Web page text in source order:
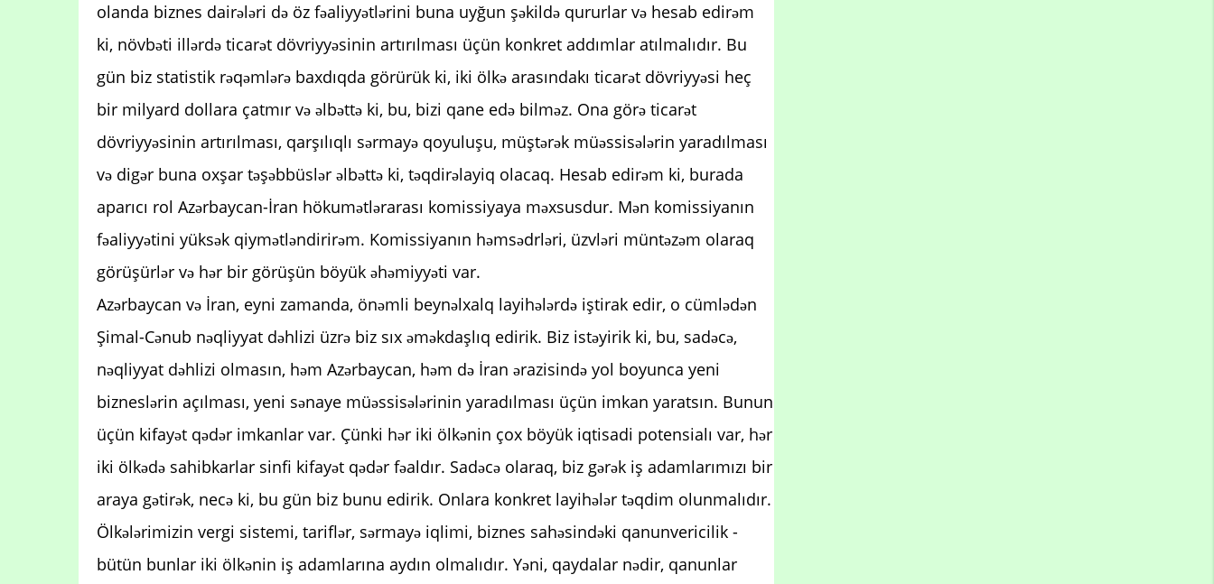
olanda biznes dairələri də öz fəaliyyətlərini buna uyğun şəkildə qururlar və hesab edirəm
ki, növbəti illərdə ticarət dövriyyəsinin artırılması üçün konkret addımlar atılmalıdır. Bu
gün biz statistik rəqəmlərə baxdıqda görürük ki, iki ölkə arasındakı ticarət dövriyyəsi heç
bir milyard dollara çatmır və əlbəttə ki, bu, bizi qane edə bilməz. Ona görə ticarət
dövriyyəsinin artırılması, qarşılıqlı sərmayə qoyuluşu, müştərək müəssisələrin yaradılması
və digər buna oxşar təşəbbüslər əlbəttə ki, təqdirəlayiq olacaq. Hesab edirəm ki, burada
aparıcı rol Azərbaycan-İran hökumətlərarası komissiyaya məxsusdur. Mən komissiyanın
fəaliyyətini yüksək qiymətləndirirəm. Komissiyanın həmsədrləri, üzvləri müntəzəm olaraq
görüşürlər və hər bir görüşün böyük əhəmiyyəti var.
Azərbaycan və İran, eyni zamanda, önəmli beynəlxalq layihələrdə iştirak edir, o cümlədən
Şimal-Cənub nəqliyyat dəhlizi üzrə biz sıx əməkdaşlıq edirik. Biz istəyirik ki, bu, sadəcə,
nəqliyyat dəhlizi olmasın, həm Azərbaycan, həm də İran ərazisində yol boyunca yeni
bizneslərin açılması, yeni sənaye müəssisələrinin yaradılması üçün imkan yaratsın. Bunun
üçün kifayət qədər imkanlar var. Çünki hər iki ölkənin çox böyük iqtisadi potensialı var, hər
iki ölkədə sahibkarlar sinfi kifayət qədər fəaldır. Sadəcə olaraq, biz gərək iş adamlarımızı bir
araya gətirək, necə ki, bu gün biz bunu edirik. Onlara konkret layihələr təqdim olunmalıdır.
Ölkələrimizin vergi sistemi, tariflər, sərmayə iqlimi, biznes sahəsindəki qanunvericilik -
bütün bunlar iki ölkənin iş adamlarına aydın olmalıdır. Yəni, qaydalar nədir, qanunlar